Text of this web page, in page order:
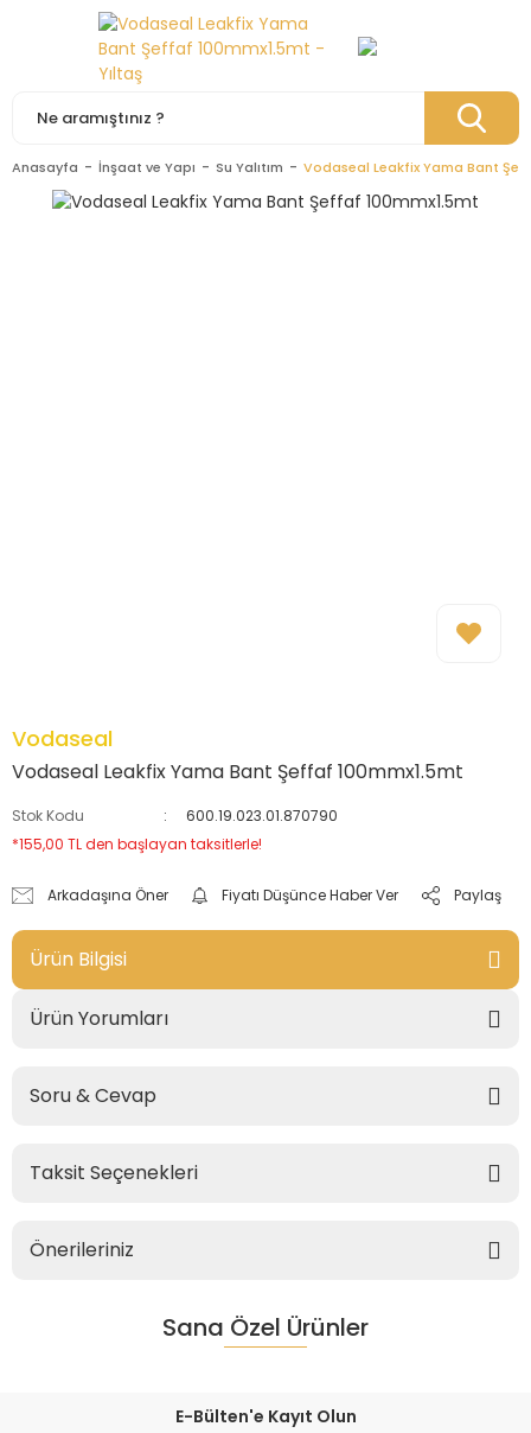
Anasayfa İnşaat ve Yapı Su Yalıtım Vodaseal Leakfix Yama Bant
Vodaseal
Vodaseal Leakfix Yama Bant Şeffaf 100mmx1.5mt
Stok Kodu
600.19.023.01.870790
*155,00 TL den başlayan taksitlerle!
Arkadaşına Öner Fiyatı Düşünce Haber Ver Paylaş
Ürün Bilgisi
Ürün Yorumları
Soru & Cevap
Taksit Seçenekleri
Önerileriniz
Sana Özel Ürünler
E-Bülten'e Kayıt Olun